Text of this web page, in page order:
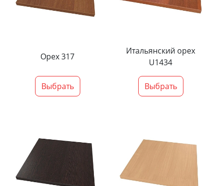
Орех 317
Выбрать
Итальянский орех
U1434
Выбрать